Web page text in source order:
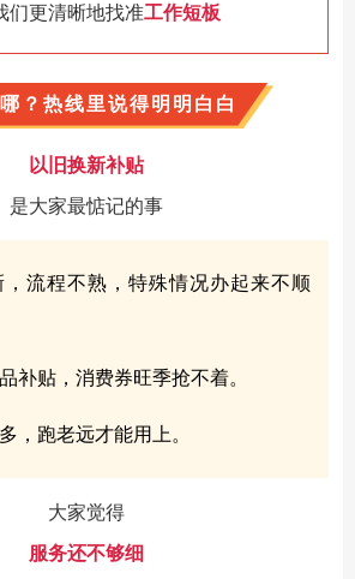
们更清晰地找准工作短板
？热线里说得明明白白
以旧换新补贴
是大家最惦记的事
流程不熟，特殊情况办起来不顺
补贴，消费券旺季抢不着。
，跑老远才能用上 。
大家觉得
服务还不够细